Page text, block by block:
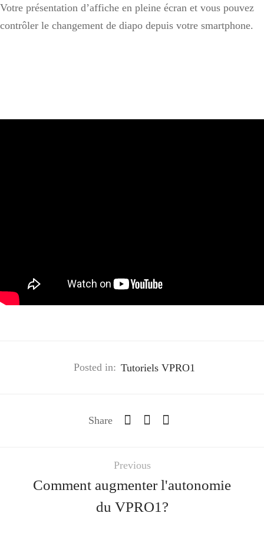
Votre présentation d’affiche en pleine écran et vous pouvez
contrôler le changement de diapo depuis votre smartphone.
Posted in: Tutoriels VPRO1
Share
Previous
Comment augmenter l'autonomie
du VPRO1?